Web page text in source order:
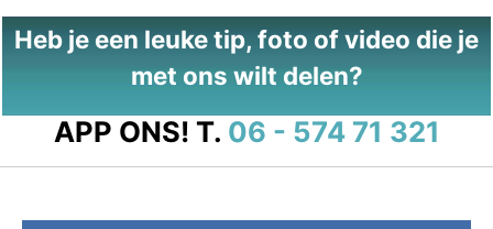
Heb je een leuke tip, foto of video die je
met ons wilt delen?
APP ONS! T. 06 - 574 71 321